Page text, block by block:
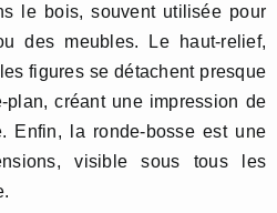
le bois, souvent utilisée pour
des meubles. Le haut-relief,
figures se détachent presque
plan, créant une impression de
Enfin, la ronde-bosse est une
visible sous tous les